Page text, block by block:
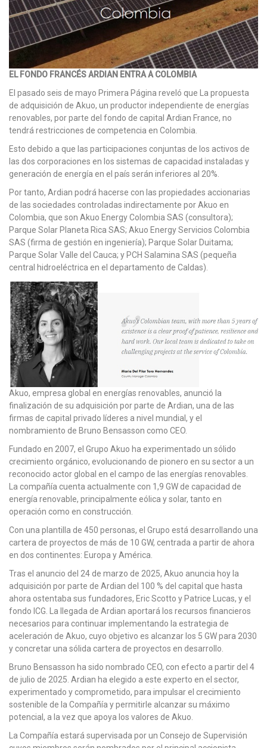
EL FONDO FRANCÉS ARDIAN ENTRA A COLOMBIA
El pasado seis de mayo Primera Página reveló que La propuesta
de adquisición de Akuo, un productor independiente de energías
renovables, por parte del fondo de capital Ardian France, no
tendrá restricciones de competencia en Colombia.
Esto debido a que las participaciones conjuntas de los activos de
las dos corporaciones en los sistemas de capacidad instaladas y
generación de energía en el país serán inferiores al 20%.
Por tanto, Ardian podrá hacerse con las propiedades accionarias
de las sociedades controladas indirectamente por Akuo en
Colombia, que son Akuo Energy Colombia SAS (consultora);
Parque Solar Planeta Rica SAS; Akuo Energy Servicios Colombia
SAS (firma de gestión en ingeniería); Parque Solar Duitama;
Parque Solar Valle del Cauca; y PCH Salamina SAS (pequeña
central hidroeléctrica en el departamento de Caldas).
Akuo, empresa global en energías renovables, anunció la
finalización de su adquisición por parte de Ardian, una de las
firmas de capital privado líderes a nivel mundial, y el
nombramiento de Bruno Bensasson como CEO.
Fundado en 2007, el Grupo Akuo ha experimentado un sólido
crecimiento orgánico, evolucionando de pionero en su sector a un
reconocido actor global en el campo de las energías renovables.
La compañía cuenta actualmente con 1,9 GW de capacidad de
energía renovable, principalmente eólica y solar, tanto en
operación como en construcción.
Con una plantilla de 450 personas, el Grupo está desarrollando una
cartera de proyectos de más de 10 GW, centrada a partir de ahora
en dos continentes: Europa y América.
Tras el anuncio del 24 de marzo de 2025, Akuo anuncia hoy la
adquisición por parte de Ardian del 100 % del capital que hasta
ahora ostentaba sus fundadores, Eric Scotto y Patrice Lucas, y el
fondo ICG. La llegada de Ardian aportará los recursos financieros
necesarios para continuar implementando la estrategia de
aceleración de Akuo, cuyo objetivo es alcanzar los 5 GW para 2030
y concretar una sólida cartera de proyectos en desarrollo.
Bruno Bensasson ha sido nombrado CEO, con efecto a partir del 4
de julio de 2025. Ardian ha elegido a este experto en el sector,
experimentado y comprometido, para impulsar el crecimiento
sostenible de la Compañía y permitirle alcanzar su máximo
potencial, a la vez que apoya los valores de Akuo.
La Compañía estará supervisada por un Consejo de Supervisión